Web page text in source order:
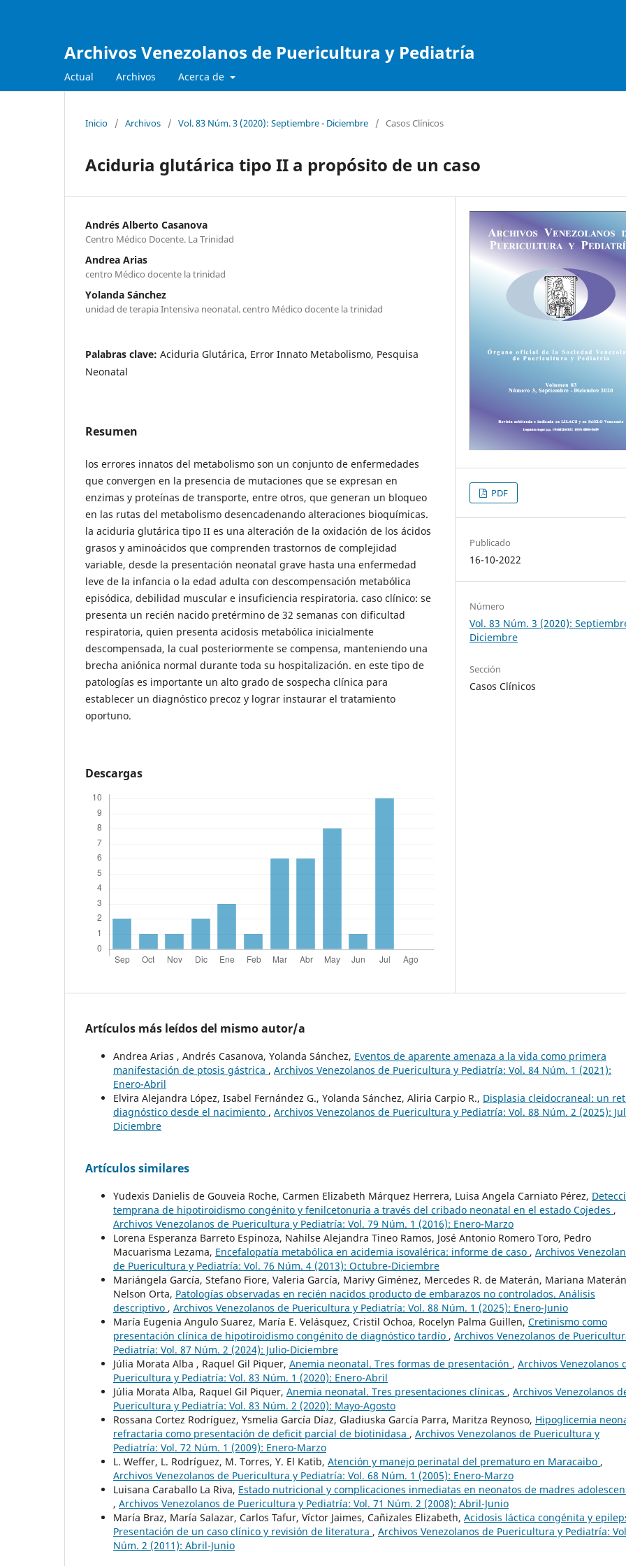
Archivos Venezolanos de Puericultura y Pediatría
Actual Archivos Acerca de
Inicio / Archivos / Vol. 83 Núm. 3 (2020): Septiembre - Diciembre / Casos Clínicos
Aciduria glutárica tipo II a propósito de un caso
Andrés Alberto Casanova
Centro Médico Docente. La Trinidad
Andrea Arias
centro Médico docente la trinidad
Yolanda Sánchez
unidad de terapia Intensiva neonatal. centro Médico docente la trinidad
Palabras clave: Aciduria Glutárica, Error Innato Metabolismo, Pesquisa
Neonatal
Resumen
los errores innatos del metabolismo son un conjunto de enfermedades
que convergen en la presencia de mutaciones que se expresan en
enzimas y proteínas de transporte, entre otros, que generan un bloqueo
en las rutas del metabolismo desencadenando alteraciones bioquímicas.
la aciduria glutárica tipo II es una alteración de la oxidación de los ácidos
grasos y aminoácidos que comprenden trastornos de complejidad
variable, desde la presentación neonatal grave hasta una enfermedad
leve de la infancia o la edad adulta con descompensación metabólica
episódica, debilidad muscular e insuficiencia respiratoria. caso clínico: se
presenta un recién nacido pretérmino de 32 semanas con dificultad
respiratoria, quien presenta acidosis metabólica inicialmente
descompensada, la cual posteriormente se compensa, manteniendo una
brecha aniónica normal durante toda su hospitalización. en este tipo de
patologías es importante un alto grado de sospecha clínica para
establecer un diagnóstico precoz y lograr instaurar el tratamiento
oportuno.
Descargas
PDF
Publicado
16-10-2022
Número
Vol. 83 Núm. 3 (2020):
Diciembre
Sección
Casos Clínicos
Artículos más leídos del mismo autor/a
Andrea Arias , Andrés Casanova, Yolanda Sánchez, Eventos de aparente amenaza a la vida como primera
manifestación de ptosis gástrica , Archivos Venezolanos de Puericultura y Pediatría: Vol. 84 Núm. 1 (2021):
Enero-Abril
Elvira Alejandra López, Isabel Fernández G., Yolanda Sánchez, Aliria Carpio R., Displasia cleidocraneal: un
diagnóstico desde el nacimiento , Archivos Venezolanos de Puericultura y Pediatría: Vol. 88 Núm. 2 (2025):
Diciembre
Artículos similares
Yudexis Danielis de Gouveia Roche, Carmen Elizabeth Márquez Herrera, Luisa Angela Carniato Pérez,
temprana de hipotiroidismo congénito y fenilcetonuria a través del cribado neonatal en el estado Cojedes ,
Archivos Venezolanos de Puericultura y Pediatría: Vol. 79 Núm. 1 (2016): Enero-Marzo
Lorena Esperanza Barreto Espinoza, Nahilse Alejandra Tineo Ramos, José Antonio Romero Toro, Pedro
Macuarisma Lezama, Encefalopatía metabólica en acidemia isovalérica: informe de caso , Archivos
de Puericultura y Pediatría: Vol. 76 Núm. 4 (2013): Octubre-Diciembre
Mariángela García, Stefano Fiore, Valeria García, Marivy Giménez, Mercedes R. de Materán, Mariana
Nelson Orta, Patologías observadas en recién nacidos producto de embarazos no controlados. Análisis
descriptivo , Archivos Venezolanos de Puericultura y Pediatría: Vol. 88 Núm. 1 (2025): Enero-Junio
María Eugenia Angulo Suarez, María E. Velásquez, Cristil Ochoa, Rocelyn Palma Guillen, Cretinismo como
presentación clínica de hipotiroidismo congénito de diagnóstico tardío , Archivos Venezolanos de
Pediatría: Vol. 87 Núm. 2 (2024): Julio-Diciembre
Júlia Morata Alba , Raquel Gil Piquer, Anemia neonatal. Tres formas de presentación , Archivos Venezolanos
Puericultura y Pediatría: Vol. 83 Núm. 1 (2020): Enero-Abril
Júlia Morata Alba, Raquel Gil Piquer, Anemia neonatal. Tres presentaciones clínicas , Archivos Venezolanos
Puericultura y Pediatría: Vol. 83 Núm. 2 (2020): Mayo-Agosto
Rossana Cortez Rodríguez, Ysmelia García Díaz, Gladiuska García Parra, Maritza Reynoso, Hipoglicemia
refractaria como presentación de deficit parcial de biotinidasa , Archivos Venezolanos de Puericultura y
Pediatría: Vol. 72 Núm. 1 (2009): Enero-Marzo
L. Weffer, L. Rodríguez, M. Torres, Y. El Katib, Atención y manejo perinatal del prematuro en Maracaibo ,
Archivos Venezolanos de Puericultura y Pediatría: Vol. 68 Núm. 1 (2005): Enero-Marzo
Luisana Caraballo La Riva, Estado nutricional y complicaciones inmediatas en neonatos de madres
, Archivos Venezolanos de Puericultura y Pediatría: Vol. 71 Núm. 2 (2008): Abril-Junio
María Braz, María Salazar, Carlos Tafur, Víctor Jaimes, Cañizales Elizabeth, Acidosis láctica congénita y
Presentación de un caso clínico y revisión de literatura , Archivos Venezolanos de Puericultura y Pediatría:
Núm. 2 (2011): Abril-Junio